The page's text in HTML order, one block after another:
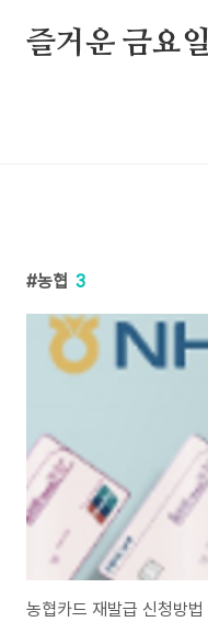
즐거운 금요일
농협 3